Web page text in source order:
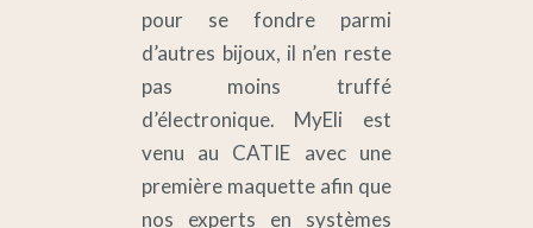
pour se fondre parmi
d’autres bijoux, il n’en reste
pas moins truffé
d’électronique. MyEli est
venu au CATIE avec une
première maquette afin que
nos experts en systèmes